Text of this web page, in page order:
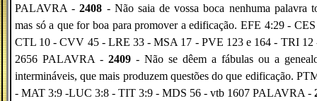
PALAVRA -2408 - Não saia de vossa boca nenhuma palavra
mas só a que for boa para promover a edificação. EFE 4:29 -
CTL 10 - CVV 45 - LRE 33 - MSA 17 - PVE 123 e 164 - TRI 12
2656 PALAVRA - 2409 - Não se dêem a fábulas ou a
intermináveis, que mais produzem questões do que edificação.
- MAT 3:9 -LUC 3:8 - TIT 3:9 - MDS 56 - vtb 1607 PALAVRA -